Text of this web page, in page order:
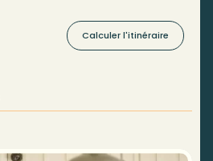
Calculer l'itinéraire